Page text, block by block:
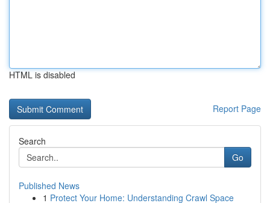
HTML is disabled
Report Page
Search
Go
Published News
1 Protect Your Home: Understanding Crawl Space